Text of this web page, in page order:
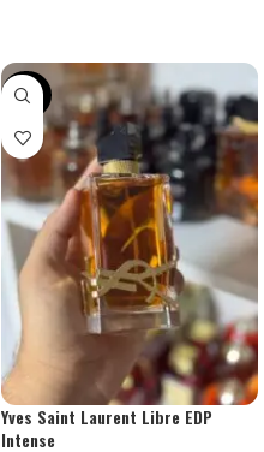
-44%
Yves Saint Laurent Libre EDP
Intense